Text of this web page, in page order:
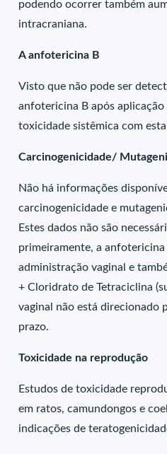
podendo ocorrer também
intracraniana.
A anfotericina B
Visto que não pode ser
anfotericina B após
toxicidade sistêmica com
Carcinogenicidade/
Não há informações
carcinogenicidade e
Estes dados não são
primeiramente, a anfotericina
administração vaginal e
+ Cloridrato de Tetraciclina
vaginal não está direcionado
prazo.
Toxicidade na reprodução
Estudos de toxicidade
em ratos, camundongos e
indicações de